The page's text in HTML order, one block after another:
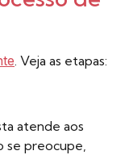
. Veja as etapas:
atende aos
se preocupe,